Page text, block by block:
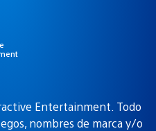
Entertainment. Todo
nombres de marca y/o